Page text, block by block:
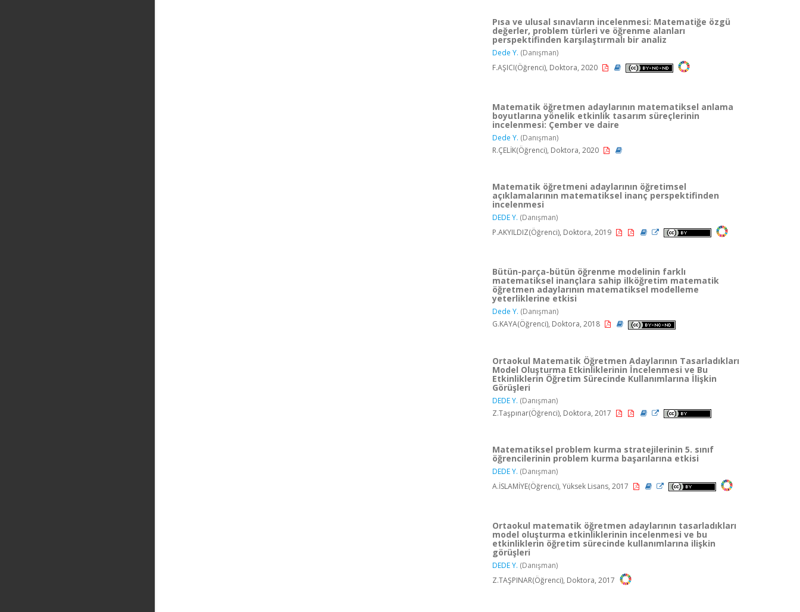
Pısa ve ulusal sınavların incelenmesi: Matematiğe özgü
değerler, problem türleri ve öğrenme alanları
perspektifinden karşılaştırmalı bir analiz
Dede Y. (Danışman)
F.AŞICI(Öğrenci), Doktora, 2020
Matematik öğretmen adaylarının matematiksel anlama
boyutlarına yönelik etkinlik tasarım süreçlerinin
incelenmesi: Çember ve daire
Dede Y. (Danışman)
R.ÇELİK(Öğrenci), Doktora, 2020
Matematik öğretmeni adaylarının öğretimsel
açıklamalarının matematiksel inanç perspektifinden
incelenmesi
DEDE Y. (Danışman)
P.AKYILDIZ(Öğrenci), Doktora, 2019
Bütün-parça-bütün öğrenme modelinin farklı
matematiksel inançlara sahip ilköğretim matematik
öğretmen adaylarının matematiksel modelleme
yeterliklerine etkisi
Dede Y. (Danışman)
G.KAYA(Öğrenci), Doktora, 2018
Ortaokul Matematik Öğretmen Adaylarının Tasarladıkları
Model Oluşturma Etkinliklerinin İncelenmesi ve Bu
Etkinliklerin Öğretim Sürecinde Kullanımlarına İlişkin
Görüşleri
DEDE Y. (Danışman)
Z.Taşpınar(Öğrenci), Doktora, 2017
Matematiksel problem kurma stratejilerinin 5. sınıf
öğrencilerinin problem kurma başarılarına etkisi
DEDE Y. (Danışman)
A.İSLAMİYE(Öğrenci), Yüksek Lisans, 2017
Ortaokul matematik öğretmen adaylarının tasarladıkları
model oluşturma etkinliklerinin incelenmesi ve bu
etkinliklerin öğretim sürecinde kullanımlarına ilişkin
görüşleri
DEDE Y. (Danışman)
Z.TAŞPINAR(Öğrenci), Doktora, 2017